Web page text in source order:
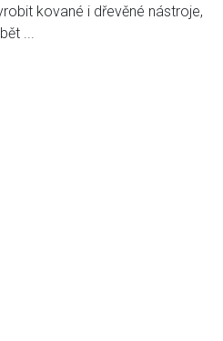
kované i dřevěné nástroje,
...